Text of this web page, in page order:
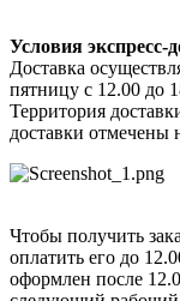
Условия экспресс-
Доставка
пятницу с 12.00 до
Территория
доставки отмечены
Чтобы получить
оплатить его до
оформлен после